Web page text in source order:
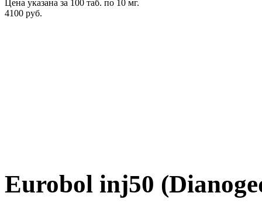
Цена указана за 100 таб. по 10 мг.
4100 руб.
Eurobol inj50